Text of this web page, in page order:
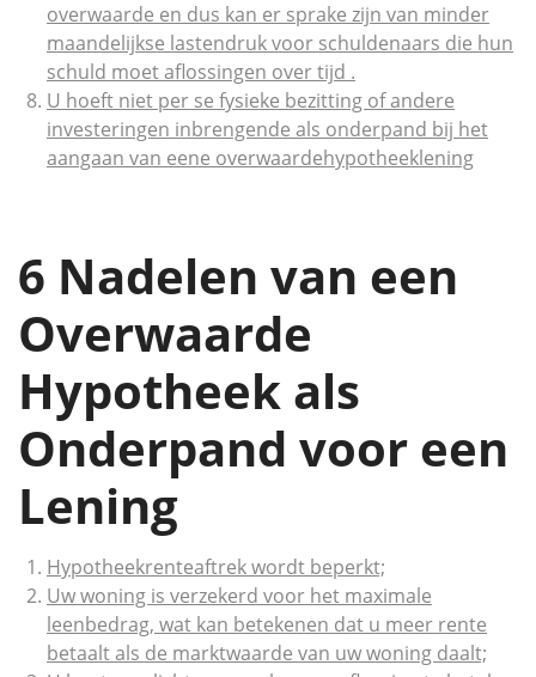
overwaarde en dus kan er sprake zijn van minder
maandelijkse lastendruk voor schuldenaars die hun
schuld moet aflossingen over tijd .
U hoeft niet per se fysieke bezitting of andere
investeringen inbrengende als onderpand bij het
aangaan van eene overwaardehypotheeklening
6 Nadelen van een
Overwaarde
Hypotheek als
Onderpand voor een
Lening
Hypotheekrenteaftrek wordt beperkt;
Uw woning is verzekerd voor het maximale
leenbedrag, wat kan betekenen dat u meer rente
betaalt als de marktwaarde van uw woning daalt;